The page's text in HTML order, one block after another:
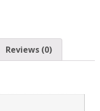
Reviews (0)